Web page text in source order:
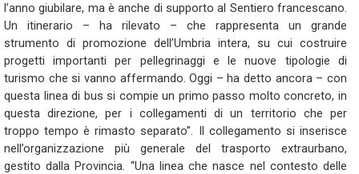
l’anno giubilare, ma è anche di supporto al Sentiero francescano.
Un itinerario – ha rilevato – che rappresenta un grande
strumento di promozione dell’Umbria intera, su cui costruire
progetti importanti per pellegrinaggi e le nuove tipologie di
turismo che si vanno affermando. Oggi – ha detto ancora – con
questa linea di bus si compie un primo passo molto concreto, in
questa direzione, per i collegamenti di un territorio che per
troppo tempo è rimasto separato”. Il collegamento si inserisce
nell’organizzazione più generale del trasporto extraurbano,
gestito dalla Provincia. “Una linea che nasce nel contesto delle